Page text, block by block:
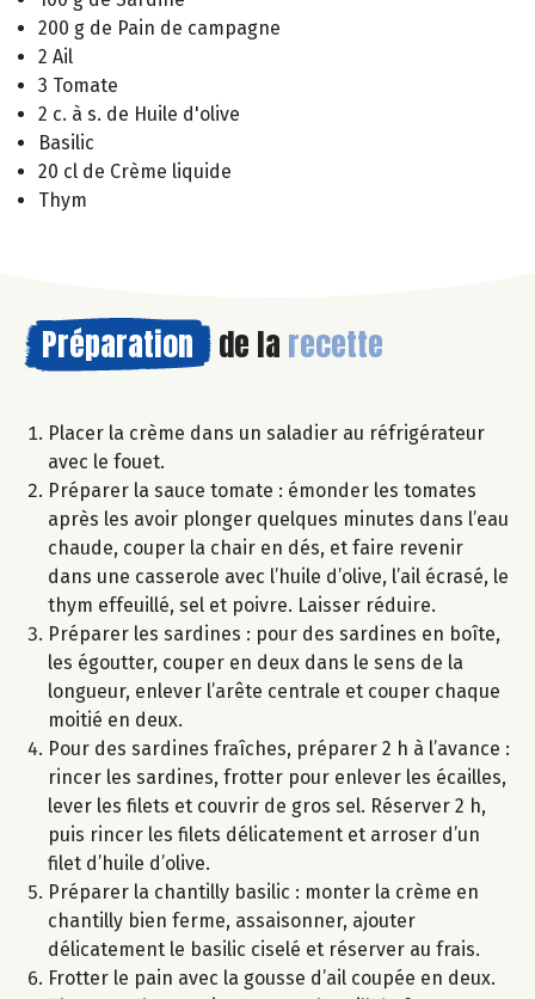
200 g de Pain de campagne
2 Ail
3 Tomate
2 c. à s. de Huile d'olive
Basilic
20 cl de Crème liquide
Thym
Préparation de la recette
Placer la crème dans un saladier au réfrigérateur
avec le fouet.
Préparer la sauce tomate : émonder les tomates
après les avoir plonger quelques minutes dans l’eau
chaude, couper la chair en dés, et faire revenir
dans une casserole avec l’huile d’olive, l’ail écrasé, le
thym effeuillé, sel et poivre. Laisser réduire.
Préparer les sardines : pour des sardines en boîte,
les égoutter, couper en deux dans le sens de la
longueur, enlever l’arête centrale et couper chaque
moitié en deux.
Pour des sardines fraîches, préparer 2 h à l’avance :
rincer les sardines, frotter pour enlever les écailles,
lever les filets et couvrir de gros sel. Réserver 2 h,
puis rincer les filets délicatement et arroser d’un
filet d’huile d’olive.
Préparer la chantilly basilic : monter la crème en
chantilly bien ferme, assaisonner, ajouter
délicatement le basilic ciselé et réserver au frais.
Frotter le pain avec la gousse d’ail coupée en deux.